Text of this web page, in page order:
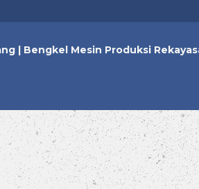
| Bengkel Mesin Produksi